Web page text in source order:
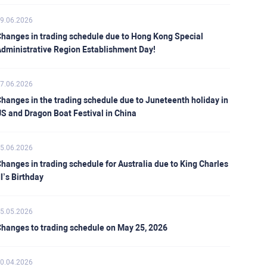
in trading schedule due to Hong Kong Special
Region Establishment Day!
in the trading schedule due to Juneteenth holiday in
and Dragon Boat Festival in China
in trading schedule for Australia due to King Charles
III’s Birthday
to trading schedule on May 25, 2026